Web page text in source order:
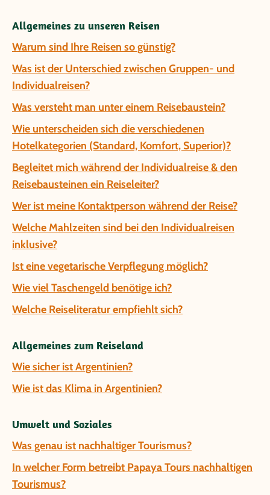
Allgemeines zu unseren Reisen
Warum sind Ihre Reisen so günstig?
Was ist der Unterschied zwischen Gruppen- und
Individualreisen?
Was versteht man unter einem Reisebaustein?
Wie unterscheiden sich die verschiedenen
Hotelkategorien (Standard, Komfort, Superior)?
Begleitet mich während der Individualreise & den
Reisebausteinen ein Reiseleiter?
Wer ist meine Kontaktperson während der Reise?
Welche Mahlzeiten sind bei den Individualreisen
inklusive?
Ist eine vegetarische Verpflegung möglich?
Wie viel Taschengeld benötige ich?
Welche Reiseliteratur empfiehlt sich?
Allgemeines zum Reiseland
Wie sicher ist Argentinien?
Wie ist das Klima in Argentinien?
Umwelt und Soziales
Was genau ist nachhaltiger Tourismus?
In welcher Form betreibt Papaya Tours nachhaltigen
Tourismus?